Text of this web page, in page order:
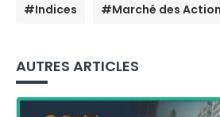
#Indices #Marché des
AUTRES ARTICLES